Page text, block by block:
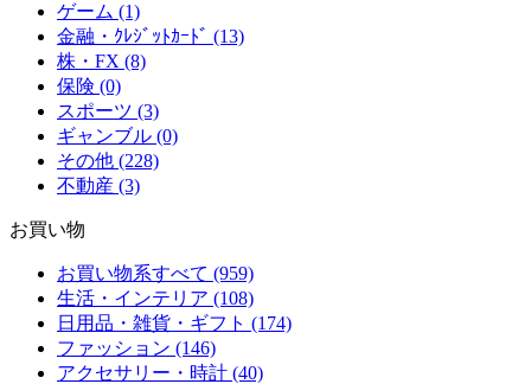
ゲーム (1)
金融・ｸﾚｼﾞｯﾄｶｰﾄﾞ (13)
株・FX (8)
保険 (0)
スポーツ (3)
ギャンブル (0)
その他 (228)
不動産 (3)
お買い物
お買い物系すべて (959)
生活・インテリア (108)
日用品・雑貨・ギフト (174)
ファッション (146)
アクセサリー・時計 (40)